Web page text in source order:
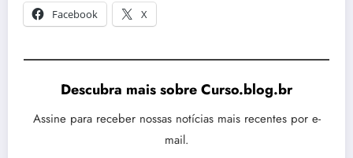
Facebook
X
Descubra mais sobre Curso.blog.br
Assine para receber nossas notícias mais recentes por e-
mail.